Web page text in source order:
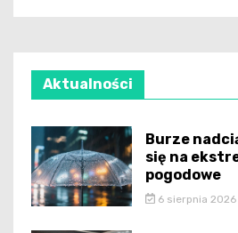
Aktualności
Burze
się na
pogodowe
6 sierpnia 2026